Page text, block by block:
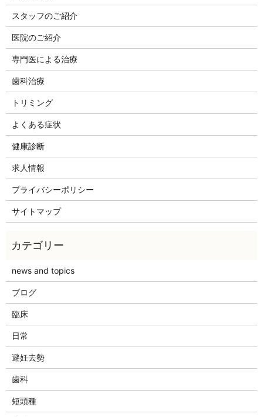
スタッフのご紹介
医院のご紹介
専門医による治療
歯科治療
トリミング
よくある症状
健康診断
求人情報
プライバシーポリシー
サイトマップ
news and topics
ブログ
臨床
日常
避妊去勢
歯科
短頭種